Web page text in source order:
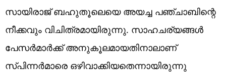
സായിരാജ് ബഹുതൂലെയെ അയച്ച പഞ്ചാബിന്റെ
നീക്കവും വിചിത്രമായിരുന്നു. സാഹചര്യങ്ങൾ
പേസർമാർക്ക് അനുകൂലമായതിനാലാണ്
സ്പിന്നർമാരെ ഒഴിവാക്കിയതെന്നായിരുന്നു